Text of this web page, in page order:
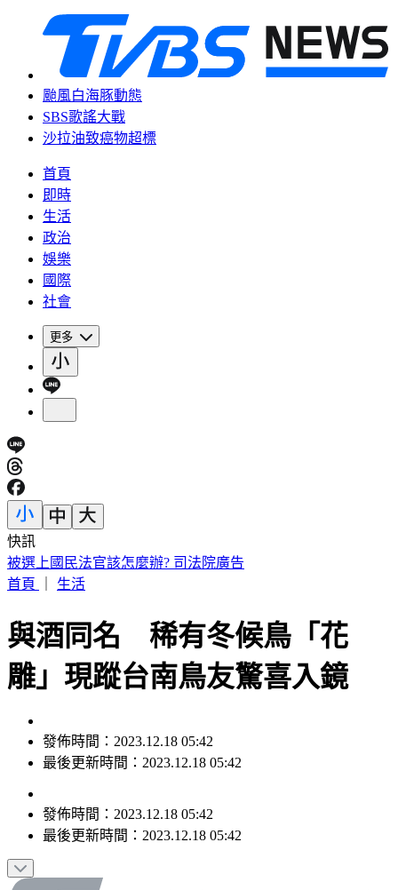
颱風白海豚動態
SBS歌謠大戰
沙拉油致癌物超標
首頁
即時
生活
政治
娛樂
國際
社會
更多
快訊
被選上國民法官該怎麼辦? 司法院廣告
首頁
生活
與酒同名 稀有冬候鳥「花
雕」現蹤台南鳥友驚喜入鏡
發佈時間：2023.12.18 05:42
最後更新時間：2023.12.18 05:42
發佈時間： 2023.12.18 05:42
最後更新時間： 2023.12.18 05:42